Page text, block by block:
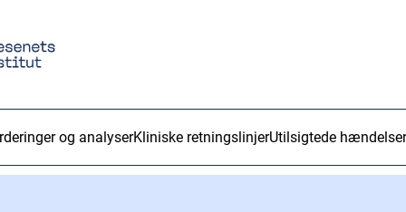
og analyserKliniske retningslinjerUtilsigtede hændelser